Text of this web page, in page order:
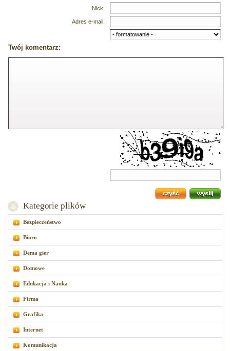
Nick:
Adres e-mail:
Twój komentarz:
Kategorie plików
Bezpieczeństwo
Biuro
Dema gier
Domowe
Edukacja i Nauka
Firma
Grafika
Internet
Komunikacja